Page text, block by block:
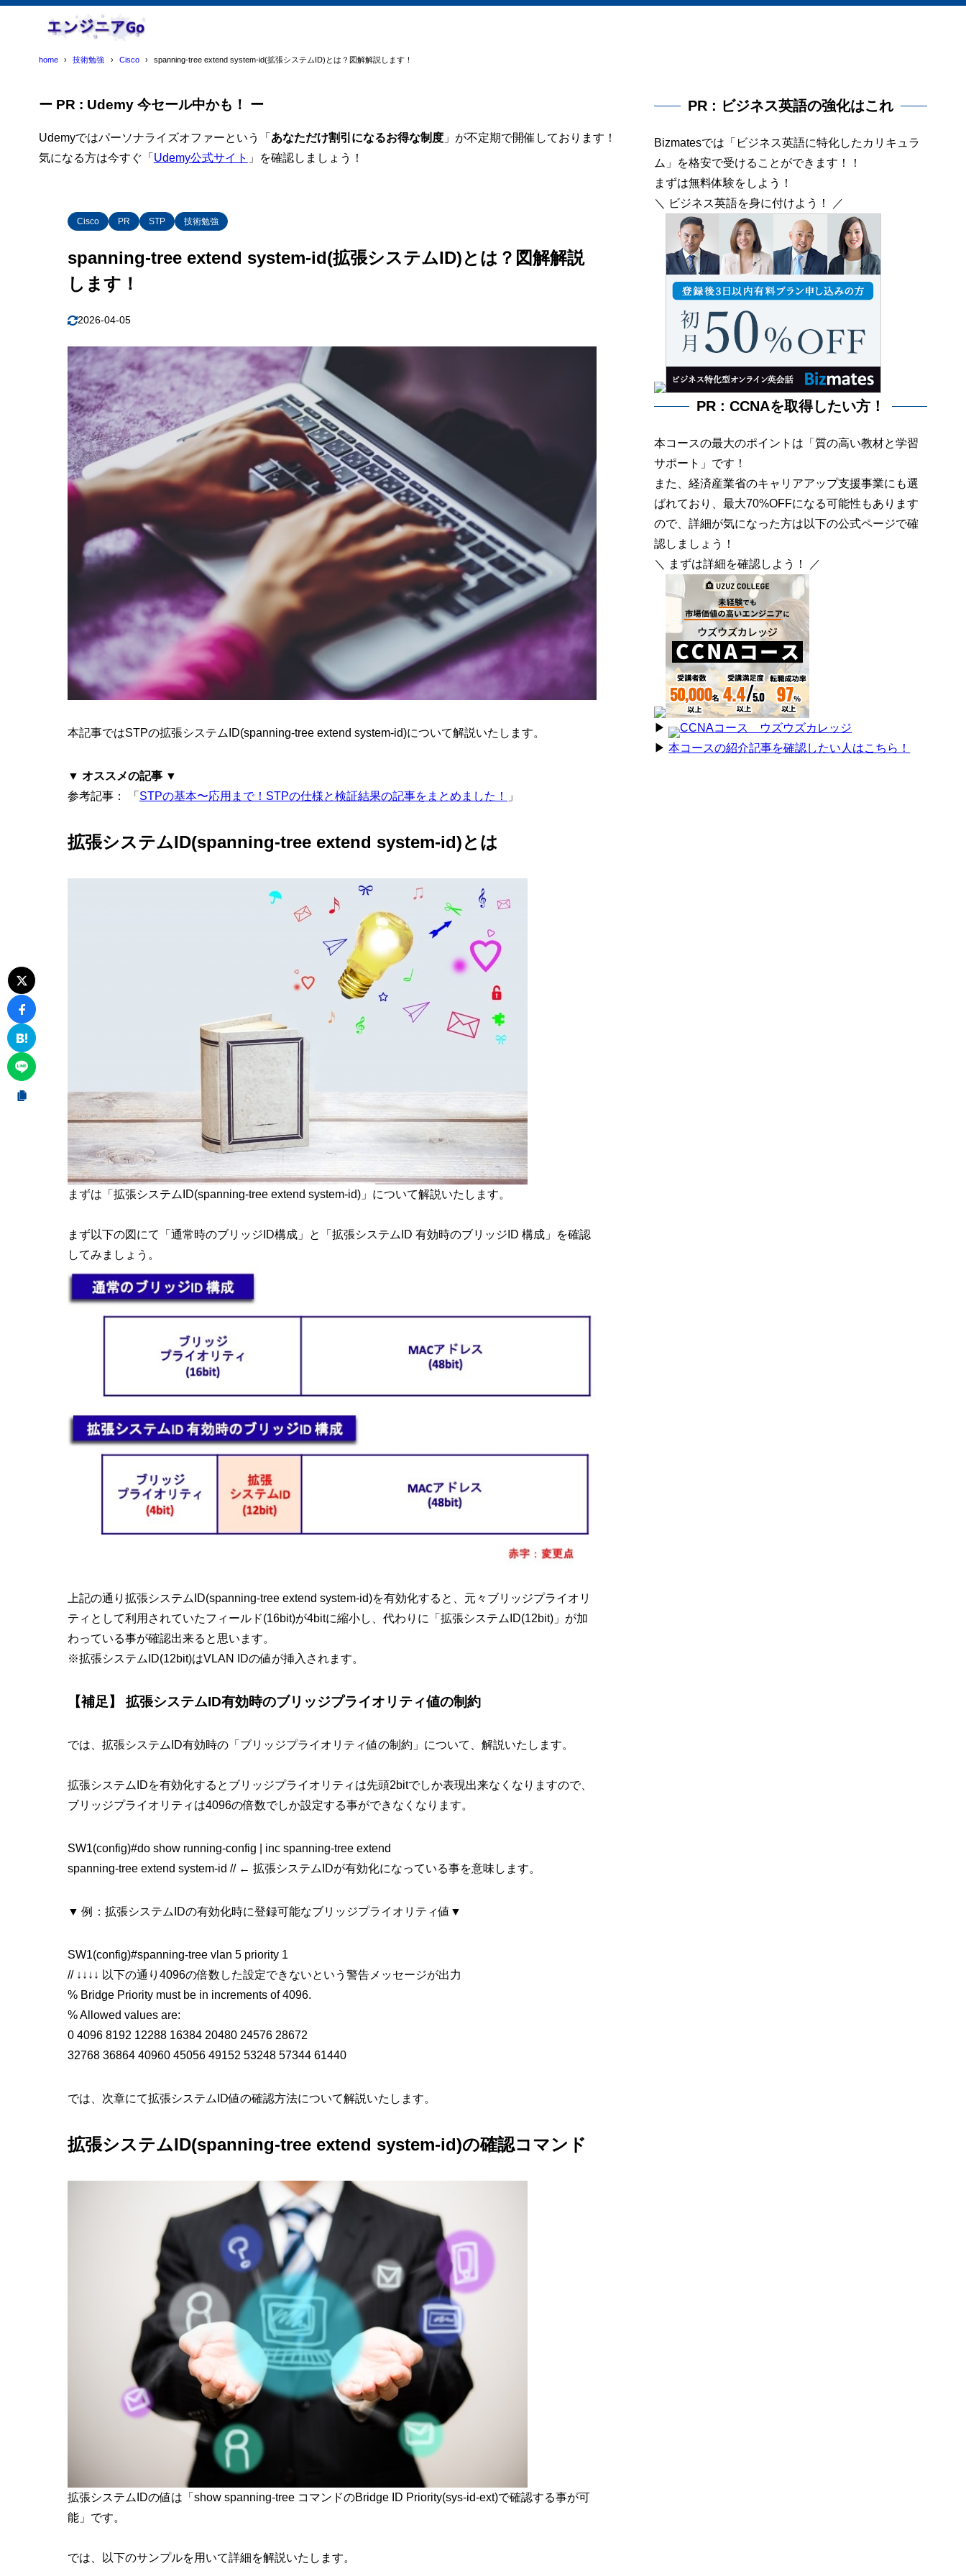
home 技術勉強 Cisco spanning-tree extend system-id(拡張システムID)とは？図解解説します！
ー PR : Udemy 今セール中かも！ ー
Udemyではパーソナライズオファーという「 あなただけ割引になるお得な制度」が不定期で開催しております！
気になる方は今すぐ「 Udemy公式サイト 」を確認しましょう！
Cisco PR STP 技術勉強
spanning-tree extend system-id(拡張システムID)とは？図解解説
します！
2026-04-05
本記事ではSTPの拡張システムID(spanning-tree extend system-id)について解説いたします。
▼ オススメの記事 ▼
参考記事： 「 STPの基本〜応用まで！STPの仕様と検証結果の記事をまとめました！ 」
拡張システムID(spanning-tree extend system-id)とは
まずは「 拡張システムID(spanning-tree extend system-id)」について解説いたします。
まず以下の図にて「通常時のブリッジID構成」と「拡張システムID 有効時のブリッジID 構成」を確認
してみましょう。
上記の通り 拡張システムID(spanning-tree extend system-id)を有効化すると、元々ブリッジプライオリ
ティとして利用されていたフィールド(16bit)が4bitに縮小し、代わりに「拡張システムID(12bit)」が加
わっている事が確認出来ると思います。
※拡張システムID(12bit)はVLAN IDの値が挿入されます。
【補足】 拡張システムID有効時のブリッジプライオリティ値の制約
では、拡張システムID有効時の「ブリッジプライオリティ値の制約」について、解説いたします。
拡張システムIDを有効化するとブリッジプライオリティは先頭2bitでしか表現出来なくなりますので、
ブリッジプライオリティは4096の倍数でしか設定する事ができなくなります。
SW1(config)#do show running-config | inc spanning-tree extend
spanning-tree extend system-id // ← 拡張システムIDが有効化になっている事を意味します。
▼ 例：拡張システムIDの有効化時に登録可能なブリッジプライオリティ値▼
SW1(config)#spanning-tree vlan 5 priority 1
// ↓↓↓↓ 以下の通り4096の倍数した設定できないという警告メッセージが出力
% Bridge Priority must be in increments of 4096.
% Allowed values are:
0 4096 8192 12288 16384 20480 24576 28672
32768 36864 40960 45056 49152 53248 57344 61440
では、次章にて拡張システムID値の確認方法について解説いたします。
拡張システムID(spanning-tree extend system-id)の確認コマンド
拡張システムIDの値は「 show spanning-tree コマンドのBridge ID Priority(sys-id-ext)で確認する事が可
能」です。
では、以下のサンプルを用いて詳細を解説いたします。
PR : ビジネス英語の強化はこれ
Bizmatesでは「ビジネス英語に特化したカリキュラ
ム」を格安で受けることができます！！
まずは無料体験をしよう！
＼ ビジネス英語を身に付けよう！ ／
PR : CCNAを取得したい方！
本コースの最大のポイントは「質の高い教材と学習
サポート」です！
また、経済産業省のキャリアアップ支援事業にも選
ばれており、最大70%OFFになる可能性もあります
ので、詳細が気になった方は以下の公式ページで確
認しましょう！
＼ まずは詳細を確認しよう！ ／
▶︎
CCNAコース ウズウズカレッジ
▶︎本コースの紹介記事を確認したい人はこちら！